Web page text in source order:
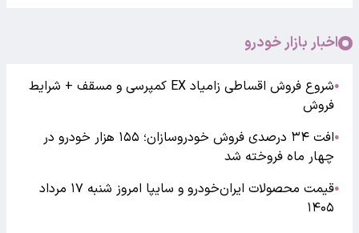
اخبار بازار خودرو
●
شروع فروش اقساطی زامیاد EX کمپرسی و مسقف + شرایط
فروش
●
افت ۳۴ درصدی فروش خودروسازان؛ ۱۵۵ هزار خودرو در
چهار ماه فروخته شد
●
قیمت محصولات ایران‌خودرو و سایپا امروز شنبه ۱۷ مرداد
۱۴۰۵